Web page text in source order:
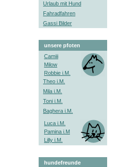
Urlaub mit Hund
Fahradfahren
Gassi Bilder
unsere pfoten
Camiii
Milow
Robbie i.M.
Theo i.M.
Mila i.M.
Toni i.M.
Baghera i.M.
Luca i.M.
Pamina i.M
Lilly i.M.
hundefreunde